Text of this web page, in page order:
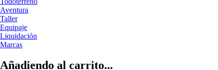
Aventura
Taller
Equipaje
Liquidación
Marcas
Añadiendo al carrito...